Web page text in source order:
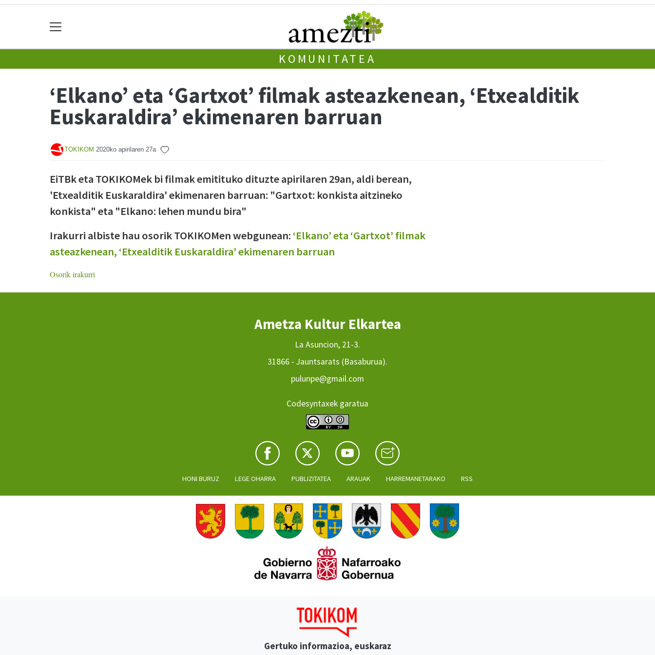
KOMUNITATEA
‘Elkano’ eta ‘Gartxot’ filmak asteazkenean, ‘Etxealditik
Euskaraldira’ ekimenaren barruan
TOKIKOM 2020ko apirilaren 27a
EiTBk eta TOKIKOMek bi filmak emitituko dituzte apirilaren 29an, aldi berean,
'Etxealditik Euskaraldira' ekimenaren barruan: "Gartxot: konkista aitzineko
konkista" eta "Elkano: lehen mundu bira"
Irakurri albiste hau osorik TOKIKOMen webgunean: ‘Elkano’ eta ‘Gartxot’ filmak
asteazkenean, ‘Etxealditik Euskaraldira’ ekimenaren barruan
Osorik irakurri
Ametza Kultur Elkartea
La Asuncion, 21-3.
31866 - Jauntsarats (Basaburua).
pulunpe@gmail.com
Codesyntaxek garatua
HONI BURUZ LEGE OHARRA PUBLIZITATEA ARAUAK HARREMANETARAKO RSS
Gertuko informazioa, euskaraz